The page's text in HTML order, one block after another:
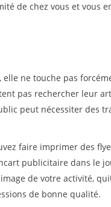
de chez vous et vous
ne touche pas
pas rechercher leur
peut nécessiter des
faire imprimer des
publicitaire dans le
de votre activité,
de bonne qualité.